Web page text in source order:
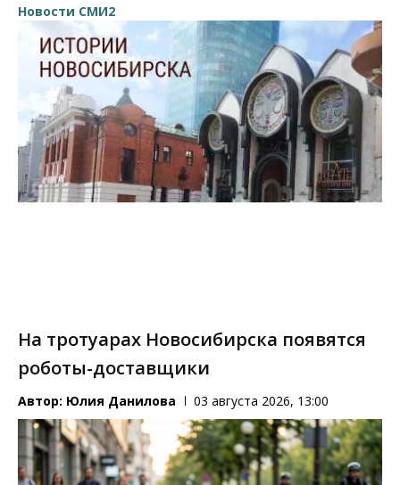
Новости СМИ2
На тротуарах Новосибирска появятся
роботы-доставщики
Автор: Юлия Данилова 03 августа 2026, 13:00